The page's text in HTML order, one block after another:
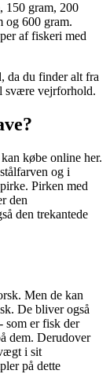
150 gram, 200
og 600 gram.
af fiskeri med
da du finder alt fra
svære vejrforhold.
købe online her.
og i
Pirken med
den
den trekantede
Men de kan
De bliver også
som er fisk der
dem. Derudover
i sit
på dette